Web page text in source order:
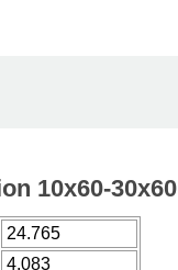
10x60-30x60
24.765
4.083